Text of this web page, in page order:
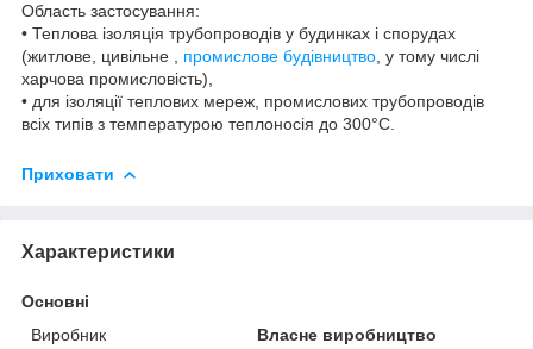
Область застосування:
• Теплова ізоляція трубопроводів у будинках і спорудах
(житлове, цивільне , промислове будівництво , у тому числі
харчова промисловість),
• для ізоляції теплових мереж, промислових трубопроводів
всіх типів з температурою теплоносія до 300°С.
Приховати
Характеристики
Основні
Виробник
Власне виробництво